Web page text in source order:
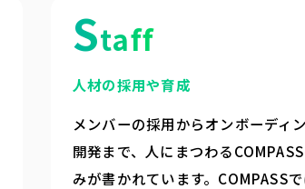
Staff
人材の採用や育成
メンバーの採用からオンボーディ
開発まで、人にまつわる
みが書かれています。COMPASS